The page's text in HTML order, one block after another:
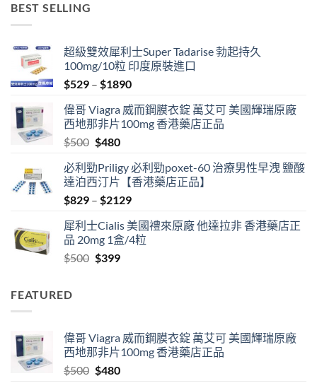
BEST SELLING
超級雙效犀利士Super Tadarise 勃起持久
100mg/10粒 印度原裝進口
$529 – $1890Price
$529
through
偉哥 Viagra 威而鋼膜衣錠 萬艾可 美國輝瑞原廠
西地那非片100mg 香港藥店正品
$500 Original
was:
$500.
$480Current
is:
$480.
必利勁Priligy 必利勁poxet-60 治療男性早洩 鹽酸
達泊西汀片【香港藥店正品】
$829 – $2129Price
$829
through
犀利士Cialis 美國禮來原廠 他達拉非 香港藥店正
品 20mg 1盒/4粒
$500 Original
$399Current
FEATURED
偉哥 Viagra 威而鋼膜衣錠 萬艾可 美國輝瑞原廠
西地那非片100mg 香港藥店正品
$500 Original
$480Current